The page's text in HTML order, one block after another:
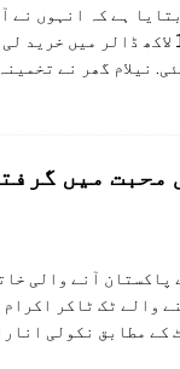
ہے کہ انہوں نے
ٹوپاک شکور کی انگوٹھی 10 لاکھ
نیلام گھر نے
محبت میں
پاکستان آنے والی
والے ٹک ٹاکر
کے مطابق نکولی